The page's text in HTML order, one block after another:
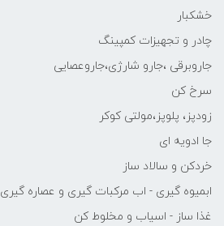
خشکبار
چادر و تجهیزات کمپینگ
جاروبرقی ،جارو شارژی،جاروعصایی
سرخ کن
زودپز، پلوپز،مولتی کوکر
جا ادویه ای
خردکن و سالاد ساز
ابمیوه گیری - اب مرکبات گیری و عصاره گیری
غذا ساز - اسیاب و مخلوط کن